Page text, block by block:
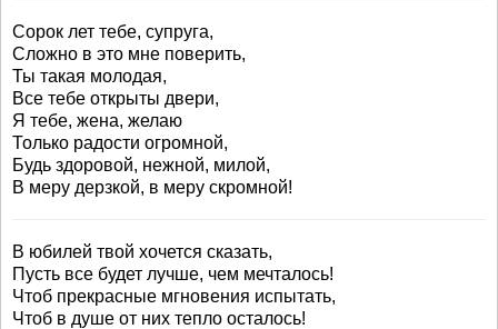
Сорок лет тебе, супруга,
Сложно в это мне поверить,
Ты такая молодая,
Все тебе открыты двери,
Я тебе, жена, желаю
Только радости огромной,
Будь здоровой, нежной, милой,
В меру дерзкой, в меру скромной!
В юбилей твой хочется сказать,
Пусть все будет лучше, чем мечталось!
Чтоб прекрасные мгновения испытать,
Чтоб в душе от них тепло осталось!